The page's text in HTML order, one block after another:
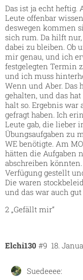
Das ist ja echt heftig.
Leute offenbar
deswegen kommen
sich rum. Da hilft
dabei zu bleiben. Ob
mir genau, und ich
festgelegten Termin
und ich muss
Wenn und Aber. Das
gehalten, und das
halt so. Ergebnis war
gefragt haben. Ich
Leute gab, die lieber
Übungsaufgaben zu
WE benötigte. Am
hätten die Aufgaben
abschreiben
Verfügung gestellt
Die waren
und das war auch gut
2 „Gefällt mir“
Elchi130 18.
#9
Suedeeee: